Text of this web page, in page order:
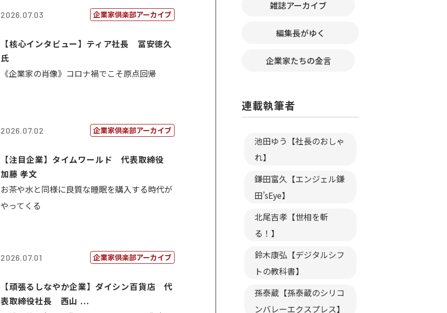
2026.07.03 企業家倶楽部アーカイブ
【核心インタビュー】ティア社長 冨安徳久
氏
《企業家の肖像》コロナ禍でこそ原点回帰
2026.07.02 企業家倶楽部アーカイブ
【注目企業】タイムワールド 代表取締役
加藤 孝文
お茶や水と同様に良質な睡眠を購入する時代が
やってくる
2026.07.01 企業家倶楽部アーカイブ
【頑張るしなやか企業】ダイシン百貨店 代
表取締役社長 西山 ...
雑誌アーカイブ
編集長がゆく
企業家たちの金言
連載執筆者
池田ゆう【社長のおしゃ
れ】
鎌田富久【エンジェル鎌
田’sEye】
北尾吉孝【世相を斬
る！】
鈴木康弘【デジタルシフ
トの教科書】
孫泰蔵【孫泰蔵のシリコ
ンバレーエクスプレス】